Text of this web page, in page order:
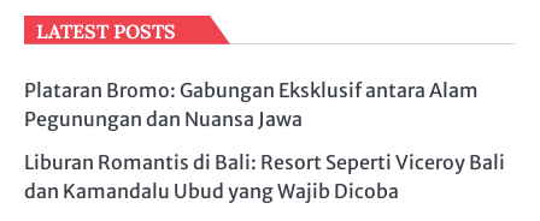
LATEST POSTS
Plataran Bromo: Gabungan Eksklusif antara Alam
Pegunungan dan Nuansa Jawa
Liburan Romantis di Bali: Resort Seperti Viceroy Bali
dan Kamandalu Ubud yang Wajib Dicoba